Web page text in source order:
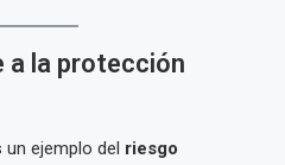
a la protección
un ejemplo del riesgo